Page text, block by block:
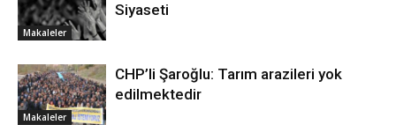
Makaleler
Siyaseti
Makaleler
CHP’li Şaroğlu: Tarım arazileri yok
edilmektedir